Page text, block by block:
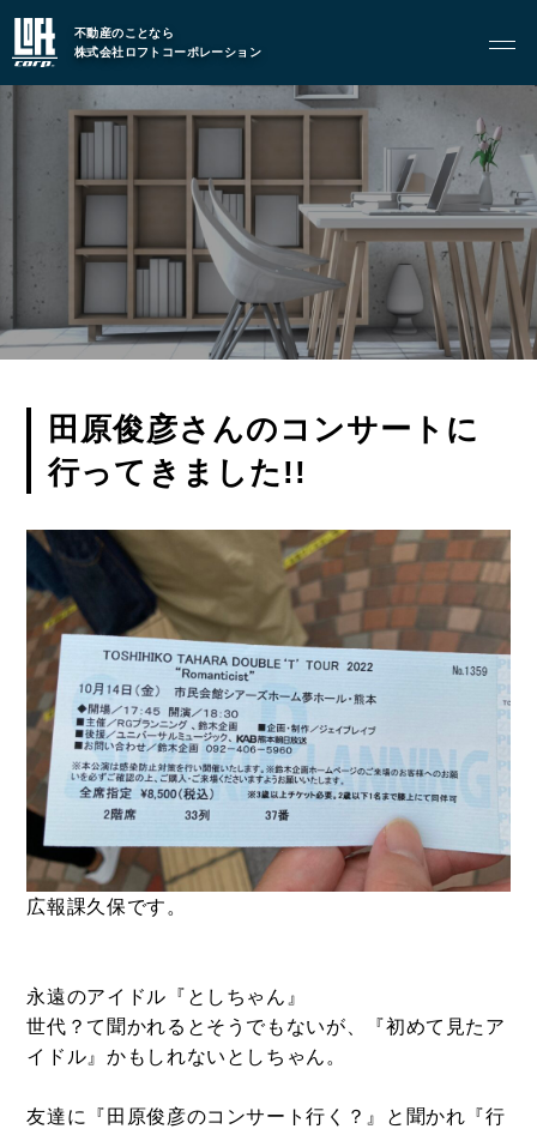
不動産のことなら
株式会社ロフトコーポレーション
GARAGE APART
G BASE
ABOUT 私たちについて
- スタッフ紹介
FOOD
- ル・カフェニシハラ
- 四季即贅喰
田原俊彦さんのコンサートに
行ってきました!!
広報課久保です。
永遠のアイドル『としちゃん』
世代？て聞かれるとそうでもないが、『初めて見たア
イドル』かもしれないとしちゃん。
友達に『田原俊彦のコンサート行く？』と聞かれ『行